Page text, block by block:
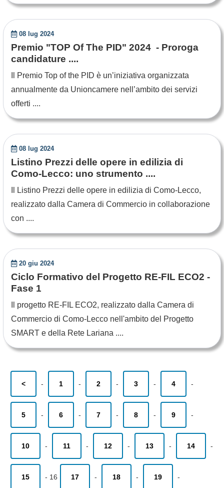
08 lug 2024
Premio "TOP Of The PID" 2024 - Proroga
candidature ....
Il Premio Top of the PID è un’iniziativa organizzata
annualmente da Unioncamere nell’ambito dei servizi
offerti ....
08 lug 2024
Listino Prezzi delle opere in edilizia di
Como-Lecco: uno strumento ....
Il Listino Prezzi delle opere in edilizia di Como-Lecco,
realizzato dalla Camera di Commercio in collaborazione
con ....
20 giu 2024
Ciclo Formativo del Progetto RE-FIL ECO2 -
Fase 1
Il progetto RE-FIL ECO2, realizzato dalla Camera di
Commercio di Como-Lecco nell'ambito del Progetto
SMART e della Rete Lariana ....
< - 1 - 2 - 3 - 4 -
5 - 6 - 7 - 8 - 9 -
10 - 11 - 12 - 13 - 14 -
15 - 16 17 - 18 - 19 -